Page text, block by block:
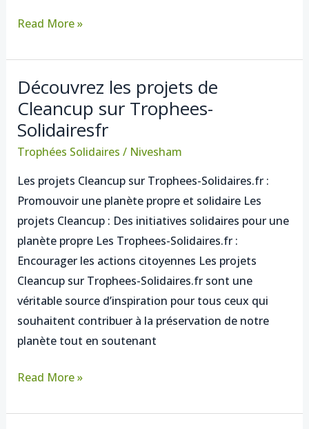
Read More »
Découvrez les projets de
Cleancup sur Trophees-
Solidairesfr
Trophées Solidaires / Nivesham
Les projets Cleancup sur Trophees-Solidaires.fr :
Promouvoir une planète propre et solidaire Les
projets Cleancup : Des initiatives solidaires pour une
planète propre Les Trophees-Solidaires.fr :
Encourager les actions citoyennes Les projets
Cleancup sur Trophees-Solidaires.fr sont une
véritable source d’inspiration pour tous ceux qui
souhaitent contribuer à la préservation de notre
planète tout en soutenant
Découvrez
les
projets
de
sur
Trophees-
Solidairesfr
Read More »